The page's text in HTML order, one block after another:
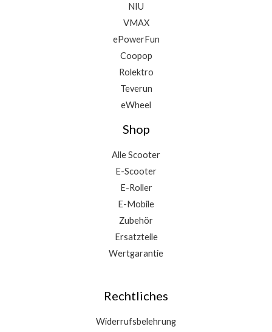
NIU
VMAX
ePowerFun
Coopop
Rolektro
Teverun
eWheel
Shop
Alle Scooter
E-Scooter
E-Roller
E-Mobile
Zubehör
Ersatzteile
Wertgarantie
Rechtliches
Widerrufsbelehrung